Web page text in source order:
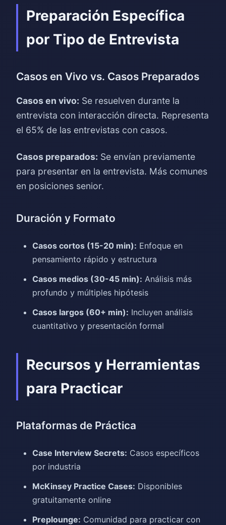
Preparación Específica
por Tipo de Entrevista
Casos en Vivo vs. Casos Preparados
Casos en vivo: Se resuelven durante la
entrevista con interacción directa. Representa
el 65% de las entrevistas con casos.
Casos preparados: Se envían previamente
para presentar en la entrevista. Más comunes
en posiciones senior.
Duración y Formato
Casos cortos (15-20 min): Enfoque en
pensamiento rápido y estructura
Casos medios (30-45 min): Análisis más
profundo y múltiples hipótesis
Casos largos (60+ min): Incluyen análisis
cuantitativo y presentación formal
Recursos y Herramientas
para Practicar
Plataformas de Práctica
Case Interview Secrets: Casos específicos
por industria
McKinsey Practice Cases: Disponibles
gratuitamente online
Preplounge: Comunidad para practicar con